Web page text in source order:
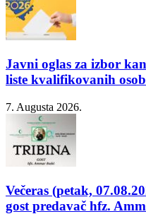
Javni oglas za izbor
liste kvalifikovanih
7. Augusta 2026.
Večeras (petak,
gost predavač hfz.